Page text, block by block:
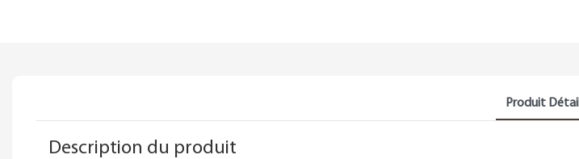
Produit Détail
Description du produit